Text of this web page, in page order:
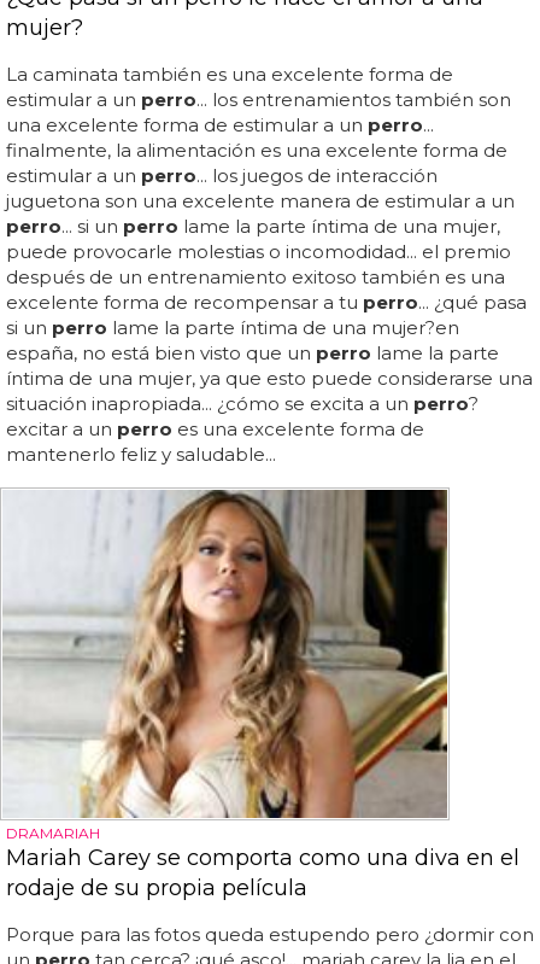
mujer?
La caminata también es una excelente forma de
estimular a un perro... los entrenamientos también son
una excelente forma de estimular a un perro...
finalmente, la alimentación es una excelente forma de
estimular a un perro... los juegos de interacción
juguetona son una excelente manera de estimular a un
perro... si un perro lame la parte íntima de una mujer,
puede provocarle molestias o incomodidad... el premio
después de un entrenamiento exitoso también es una
excelente forma de recompensar a tu perro... ¿qué pasa
si un perro lame la parte íntima de una mujer?en
españa, no está bien visto que un perro lame la parte
íntima de una mujer, ya que esto puede considerarse una
situación inapropiada... ¿cómo se excita a un perro?
excitar a un perro es una excelente forma de
mantenerlo feliz y saludable...
DRAMARIAH
Mariah Carey se comporta como una diva en el
rodaje de su propia película
Porque para las fotos queda estupendo pero ¿dormir con